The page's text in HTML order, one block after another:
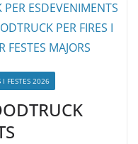
I FESTES 2026